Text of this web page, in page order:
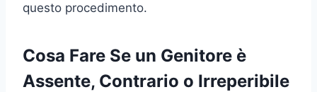
questo procedimento.
Cosa Fare Se un Genitore è
Assente, Contrario o Irreperibile